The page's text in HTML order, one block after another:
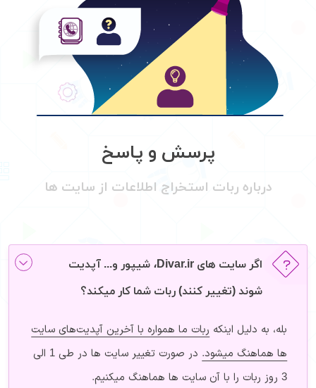
پرسش و پاسخ
درباره ربات استخراج اطلاعات از سایت ها
اگر سایت های Divar.ir، شیپور و... آپدیت
شوند (تغییر کنند) ربات شما کار میکند؟
بله، به دلیل اینکه ربات ما همواره با آخرین آپدیت‌های سایت
ها هماهنگ میشود.
در صورت تغییر سایت ها در طی 1 الی
3 روز ربات را با آن سایت ها هماهنگ میکنیم.